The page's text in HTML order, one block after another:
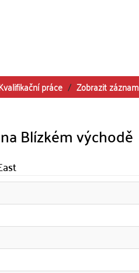
práce
Zobrazit záznam
Blízkém východě